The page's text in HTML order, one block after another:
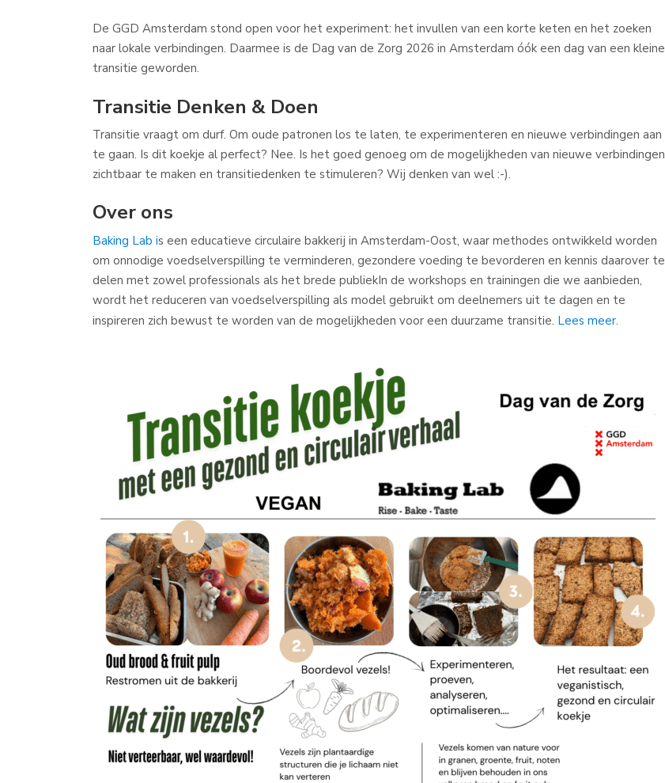
De GGD Amsterdam stond open voor het experiment: het invullen van een korte keten en het zoeken
naar lokale verbindingen. Daarmee is de Dag van de Zorg 2026 in Amsterdam óók een dag van een kleine
transitie geworden.
Transitie Denken & Doen
Transitie vraagt om durf. Om oude patronen los te laten, te experimenteren en nieuwe verbindingen aan
te gaan. Is dit koekje al perfect? Nee. Is het goed genoeg om de mogelijkheden van nieuwe verbindingen
zichtbaar te maken en transitiedenken te stimuleren? Wij denken van wel :-).
Over ons
Baking Lab is een educatieve circulaire bakkerij in Amsterdam-Oost, waar methodes ontwikkeld worden
om onnodige voedselverspilling te verminderen, gezondere voeding te bevorderen en kennis daarover te
delen met zowel professionals als het brede publiekIn de workshops en trainingen die we aanbieden,
wordt het reduceren van voedselverspilling als model gebruikt om deelnemers uit te dagen en te
inspireren zich bewust te worden van de mogelijkheden voor een duurzame transitie. Lees meer.